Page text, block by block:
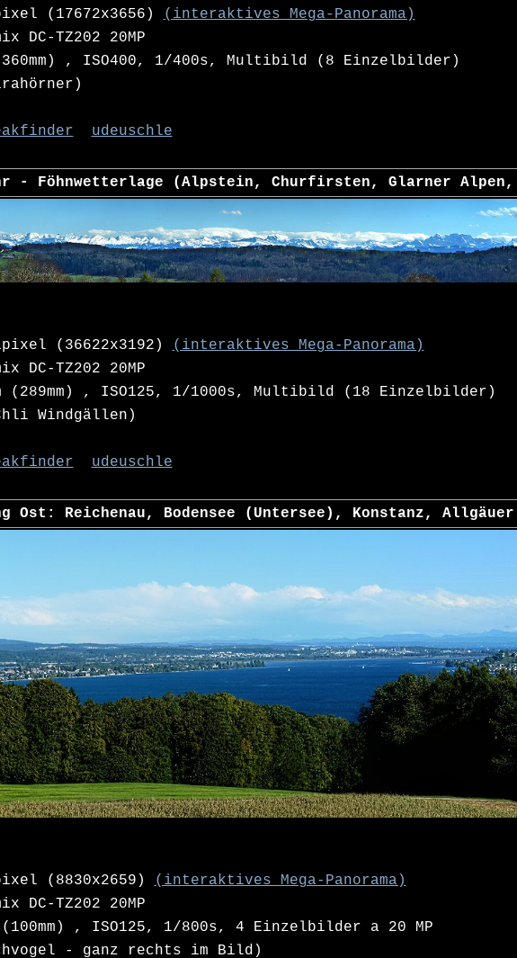
(17672x3656)
(interaktives Mega-Panorama)
DC-TZ202 20MP
(360mm) , ISO400, 1/400s, Multibild (8 Einzelbilder)
udeuschle
- Föhnwetterlage (Alpstein, Churfirsten, Glarner Alpen,
(36622x3192)
(interaktives Mega-Panorama)
DC-TZ202 20MP
(289mm) , ISO125, 1/1000s, Multibild (18 Einzelbilder)
Windgällen)
udeuschle
Ost: Reichenau, Bodensee (Untersee), Konstanz,
(8830x2659)
(interaktives Mega-Panorama)
DC-TZ202 20MP
(100mm) , ISO125, 1/800s, 4 Einzelbilder a 20 MP
- ganz rechts im Bild)